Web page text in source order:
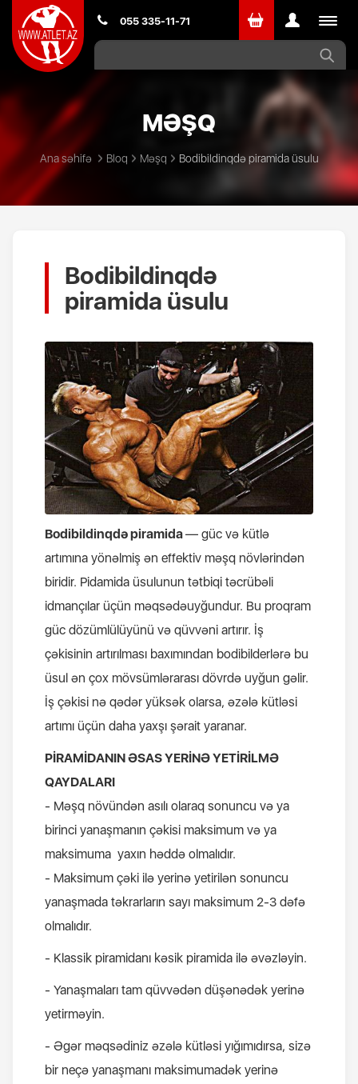
055 335-11-71
Toggle
MƏŞQ
Ana səhifə Bloq Məşq Bodibildinqdə piramida üsulu
Bodibildinqdə
piramida üsulu
Bodibildinqdə piramida— güc və kütlə
artımına yönəlmiş ən effektiv məşq növlərindən
biridir. Pidamida üsulunun tətbiqi təcrübəli
idmançılar üçün məqsədəuyğundur. Bu proqram
güc dözümlülüyünü və qüvvəni artırır. İş
çəkisinin artırılması baxımından bodibilderlərə bu
üsul ən çox mövsümlərarası dövrdə uyğun gəlir.
İş çəkisi nə qədər yüksək olarsa, əzələ kütləsi
artımı üçün daha yaxşı şərait yaranar.
PİRAMİDANIN ƏSAS YERİNƏ YETİRİLMƏ
QAYDALARI
- Məşq növündən asılı olaraq sonuncu və ya
birinci yanaşmanın çəkisi maksimum və ya
maksimuma yaxın həddə olmalıdır.
- Maksimum çəki ilə yerinə yetirilən sonuncu
yanaşmada təkrarların sayı maksimum 2-3 dəfə
olmalıdır.
- Klassik piramidanı kəsik piramida ilə əvəzləyin.
- Yanaşmaları tam qüvvədən düşənədək yerinə
yetirməyin.
- Əgər məqsədiniz əzələ kütləsi yığımıdırsa, sizə
bir neçə yanaşmanı maksimumadək yerinə